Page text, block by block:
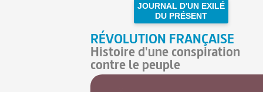
JOURNAL D'UN EXILÉ
DU PRÉSENT
RÉVOLUTION FRANÇAISE
Histoire d'une conspiration
contre le peuple